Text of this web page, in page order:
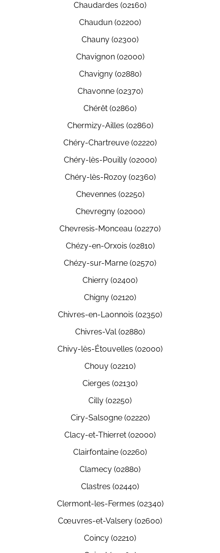
Chaudardes (02160)
Chaudun (02200)
Chauny (02300)
Chavignon (02000)
Chavigny (02880)
Chavonne (02370)
Chérêt (02860)
Chermizy-Ailles (02860)
Chéry-Chartreuve (02220)
Chéry-lès-Pouilly (02000)
Chéry-lès-Rozoy (02360)
Chevennes (02250)
Chevregny (02000)
Chevresis-Monceau (02270)
Chézy-en-Orxois (02810)
Chézy-sur-Marne (02570)
Chierry (02400)
Chigny (02120)
Chivres-en-Laonnois (02350)
Chivres-Val (02880)
Chivy-lès-Étouvelles (02000)
Chouy (02210)
Cierges (02130)
Cilly (02250)
Ciry-Salsogne (02220)
Clacy-et-Thierret (02000)
Clairfontaine (02260)
Clamecy (02880)
Clastres (02440)
Clermont-les-Fermes (02340)
Cœuvres-et-Valsery (02600)
Coincy (02210)